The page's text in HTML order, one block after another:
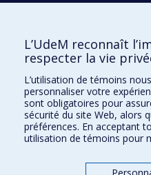
Comment soutenir le
BESOIN D'AIDE?
Plan du site
Signaler une erreur
Accessibilité
FACULTÉ DES ARTS ET DES
Nos départements et écoles
L’UdeM reconnaît
respecter la vie
L’utilisation de témoins
personnaliser votre
sont obligatoires pour
sécurité du site Web, alors
préférences. En acceptant
utilisation de témoins pour